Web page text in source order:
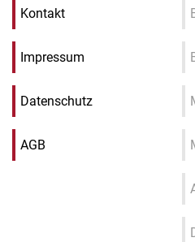
Kontakt
Impressum
Datenschutz
AGB